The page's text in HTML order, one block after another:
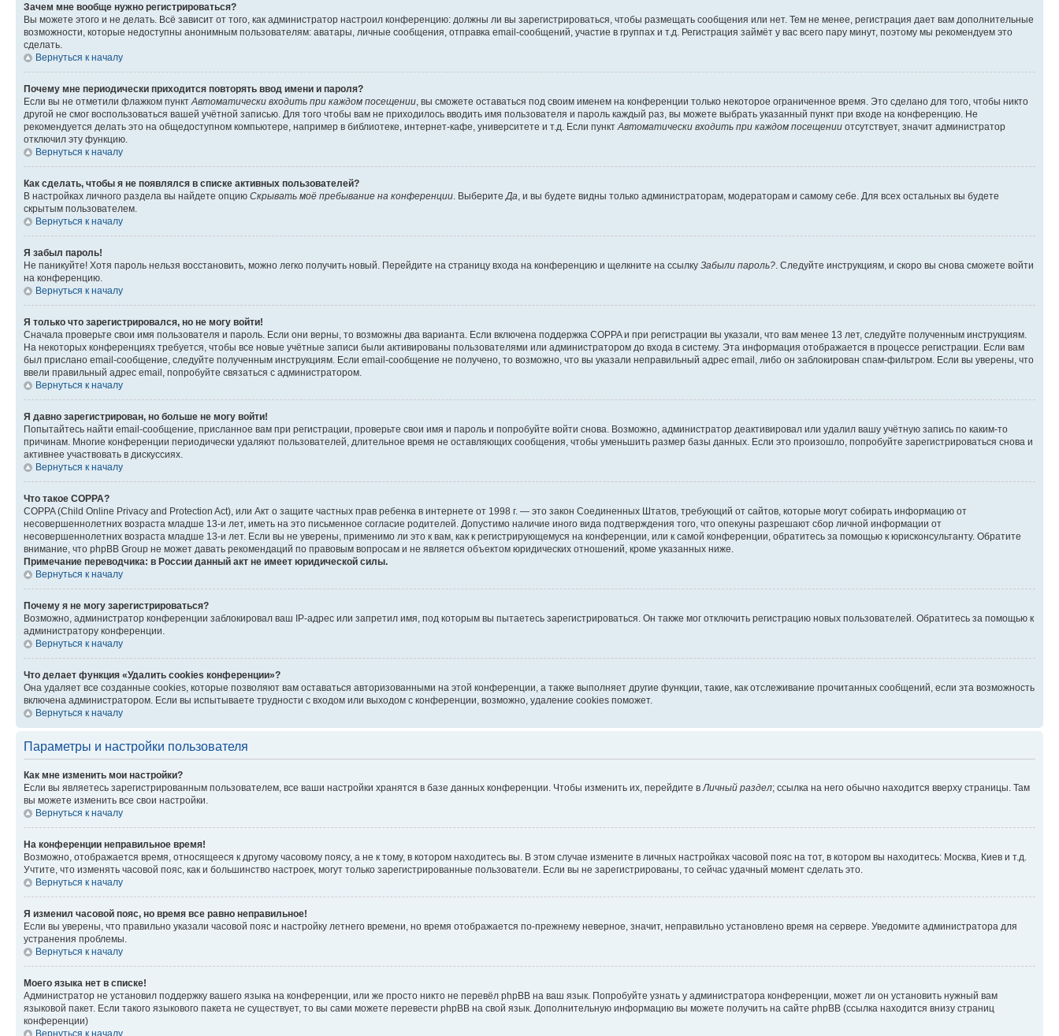
Зачем мне вообще нужно регистрироваться?
Вы можете этого и не делать. Всё зависит от того, как администратор настроил конференцию: должны ли вы зарегистрироваться, чтобы размещать сообщения или нет. Тем не менее, регистрация дает вам дополнительные
возможности, которые недоступны анонимным пользователям: аватары, личные сообщения, отправка email-сообщений, участие в группах и т.д. Регистрация займёт у вас всего пару минут, поэтому мы рекомендуем это
сделать.
Вернуться к началу
Почему мне периодически приходится повторять ввод имени и пароля?
Если вы не отметили флажком пункт Автоматически входить при каждом посещении , вы сможете оставаться под своим именем на конференции только некоторое ограниченное время. Это сделано для того, чтобы никто
другой не смог воспользоваться вашей учётной записью. Для того чтобы вам не приходилось вводить имя пользователя и пароль каждый раз, вы можете выбрать указанный пункт при входе на конференцию. Не
рекомендуется делать это на общедоступном компьютере, например в библиотеке, интернет-кафе, университете и т.д. Если пункт Автоматически входить при каждом посещении отсутствует, значит администратор
отключил эту функцию.
Вернуться к началу
Как сделать, чтобы я не появлялся в списке активных пользователей?
В настройках личного раздела вы найдете опцию Скрывать моё пребывание на конференции . Выберите Да , и вы будете видны только администраторам, модераторам и самому себе. Для всех остальных вы будете
скрытым пользователем.
Вернуться к началу
Я забыл пароль!
Не паникуйте! Хотя пароль нельзя восстановить, можно легко получить новый. Перейдите на страницу входа на конференцию и щелкните на ссылку Забыли пароль? . Следуйте инструкциям, и скоро вы снова сможете войти
на конференцию.
Вернуться к началу
Я только что зарегистрировался, но не могу войти!
Сначала проверьте свои имя пользователя и пароль. Если они верны, то возможны два варианта. Если включена поддержка COPPA и при регистрации вы указали, что вам менее 13 лет, следуйте полученным инструкциям.
На некоторых конференциях требуется, чтобы все новые учётные записи были активированы пользователями или администратором до входа в систему. Эта информация отображается в процессе регистрации. Если вам
был прислано email-сообщение, следуйте полученным инструкциям. Если email-сообщение не получено, то возможно, что вы указали неправильный адрес email, либо он заблокирован спам-фильтром. Если вы уверены, что
ввели правильный адрес email, попробуйте связаться с администратором.
Вернуться к началу
Я давно зарегистрирован, но больше не могу войти!
Попытайтесь найти email-сообщение, присланное вам при регистрации, проверьте свои имя и пароль и попробуйте войти снова. Возможно, администратор деактивировал или удалил вашу учётную запись по каким-то
причинам. Многие конференции периодически удаляют пользователей, длительное время не оставляющих сообщения, чтобы уменьшить размер базы данных. Если это произошло, попробуйте зарегистрироваться снова и
активнее участвовать в дискуссиях.
Вернуться к началу
Что такое COPPA?
COPPA (Child Online Privacy and Protection Act), или Акт о защите частных прав ребенка в интернете от 1998 г. — это закон Соединенных Штатов, требующий от сайтов, которые могут собирать информацию от
несовершеннолетних возраста младше 13-и лет, иметь на это письменное согласие родителей. Допустимо наличие иного вида подтверждения того, что опекуны разрешают сбор личной информации от
несовершеннолетних возраста младше 13-и лет. Если вы не уверены, применимо ли это к вам, как к регистрирующемуся на конференции, или к самой конференции, обратитесь за помощью к юрисконсультанту. Обратите
внимание, что phpBB Group не может давать рекомендаций по правовым вопросам и не является объектом юридических отношений, кроме указанных ниже.
Примечание переводчика: в России данный акт не имеет юридической силы.
Вернуться к началу
Почему я не могу зарегистрироваться?
Возможно, администратор конференции заблокировал ваш IP-адрес или запретил имя, под которым вы пытаетесь зарегистрироваться. Он также мог отключить регистрацию новых пользователей. Обратитесь за помощью к
администратору конференции.
Вернуться к началу
Что делает функция «Удалить cookies конференции»?
Она удаляет все созданные cookies, которые позволяют вам оставаться авторизованными на этой конференции, а также выполняет другие функции, такие, как отслеживание прочитанных сообщений, если эта возможность
включена администратором. Если вы испытываете трудности с входом или выходом с конференции, возможно, удаление cookies поможет.
Вернуться к началу
Параметры и настройки пользователя
Как мне изменить мои настройки?
Если вы являетесь зарегистрированным пользователем, все ваши настройки хранятся в базе данных конференции. Чтобы изменить их, перейдите в Личный раздел; ссылка на него обычно находится вверху страницы. Там
вы можете изменить все свои настройки.
Вернуться к началу
На конференции неправильное время!
Возможно, отображается время, относящееся к другому часовому поясу, а не к тому, в котором находитесь вы. В этом случае измените в личных настройках часовой пояс на тот, в котором вы находитесь: Москва, Киев и т.д.
Учтите, что изменять часовой пояс, как и большинство настроек, могут только зарегистрированные пользователи. Если вы не зарегистрированы, то сейчас удачный момент сделать это.
Вернуться к началу
Я изменил часовой пояс, но время все равно неправильное!
Если вы уверены, что правильно указали часовой пояс и настройку летнего времени, но время отображается по-прежнему неверное, значит, неправильно установлено время на сервере. Уведомите администратора для
устранения проблемы.
Вернуться к началу
Моего языка нет в списке!
Администратор не установил поддержку вашего языка на конференции, или же просто никто не перевёл phpBB на ваш язык. Попробуйте узнать у администратора конференции, может ли он установить нужный вам
языковой пакет. Если такого языкового пакета не существует, то вы сами можете перевести phpBB на свой язык. Дополнительную информацию вы можете получить на сайте phpBB (ссылка находится внизу страниц
конференции)
Вернуться к началу